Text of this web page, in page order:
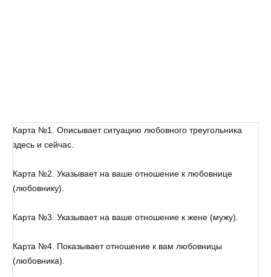
Карта №1. Описывает ситуацию любовного треугольника
здесь и сейчас.
Карта №2. Указывает на ваше отношение к любовнице
(любовнику).
Карта №3. Указывает на ваше отношение к жене (мужу).
Карта №4. Показывает отношение к вам любовницы
(любовника).